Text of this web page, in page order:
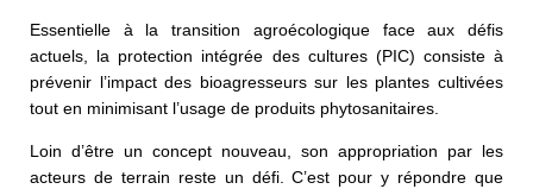
Essentielle à la transition agroécologique face aux défis
actuels, la protection intégrée des cultures (PIC) consiste à
prévenir l’impact des bioagresseurs sur les plantes cultivées
tout en minimisant l’usage de produits phytosanitaires.
Loin d’être un concept nouveau, son appropriation par les
acteurs de terrain reste un défi. C’est pour y répondre que